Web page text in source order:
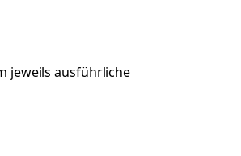
jeweils ausführliche